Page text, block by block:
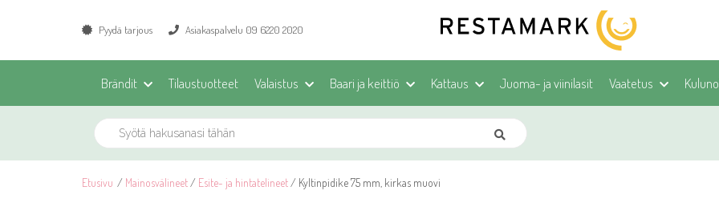
Pyydä tarjous Asiakaspalvelu 09 6220 2020
Brändit Tilaustuotteet Valaistus Baari ja keittiö Kattaus Juoma- ja viinilasit Vaatetus
Etusivu / Mainosvälineet / Esite- ja hintatelineet / Kyltinpidike 75 mm, kirkas muovi